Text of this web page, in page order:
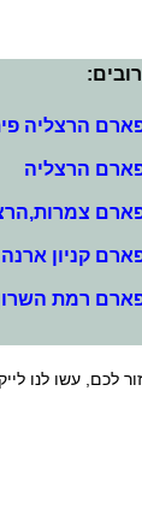
הרצליה
הרצליה
קניון
רמת
לכם, עשו לנו